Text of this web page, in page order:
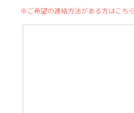
※ご希望の連絡方法がある方はこち